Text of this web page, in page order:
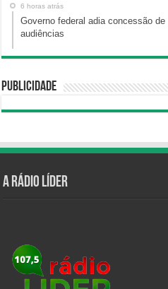
6 horas atrás
Governo federal adia concessão
audiências
Publicidade
A Rádio Líder